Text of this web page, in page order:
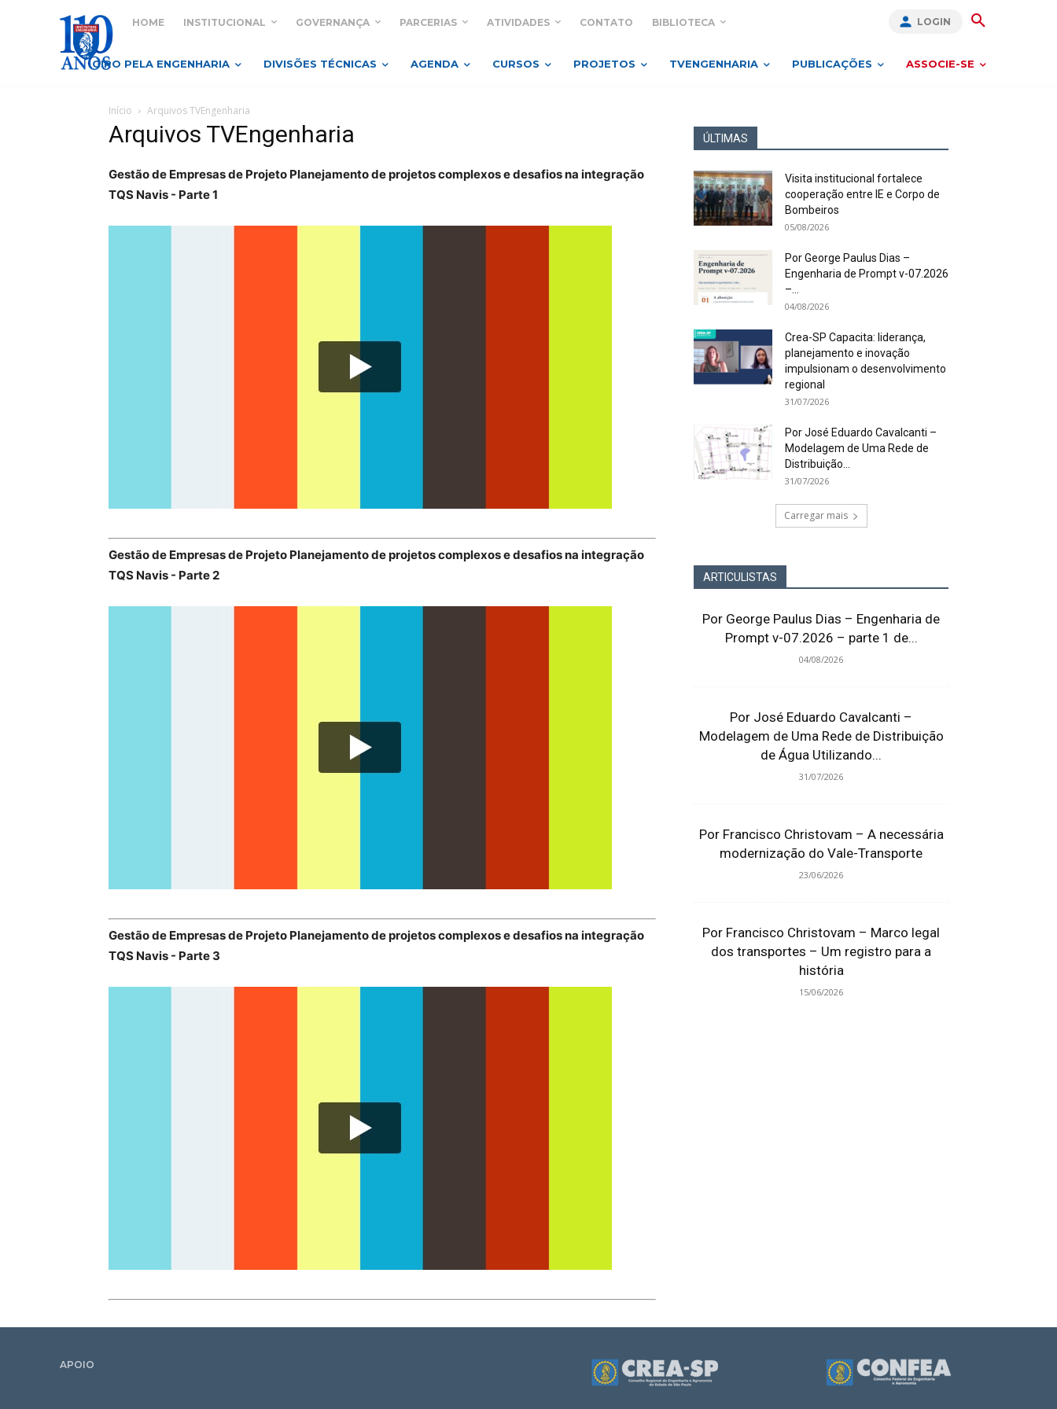
HOME INSTITUCIONAL GOVERNANÇA PARCERIAS ATIVIDADES CONTATO BIBLIOTECA LOGIN
GIRO PELA ENGENHARIA DIVISÕES TÉCNICAS AGENDA CURSOS PROJETOS TVENGENHARIA PUBLICAÇÕES ASSOCIE-SE
Início Arquivos TVEngenharia
Arquivos TVEngenharia
Gestão de Empresas de Projeto Planejamento de projetos complexos e desafios na integração
TQS Navis - Parte 1
Gestão de Empresas de Projeto Planejamento de projetos complexos e desafios na integração
TQS Navis - Parte 2
Gestão de Empresas de Projeto Planejamento de projetos complexos e desafios na integração
TQS Navis - Parte 3
ÚLTIMAS
Visita institucional fortalece
cooperação entre IE e Corpo de
Bombeiros
05/08/2026
Por George Paulus Dias –
Engenharia de Prompt v-07.2026
–...
04/08/2026
Crea-SP Capacita: liderança,
planejamento e inovação
impulsionam o desenvolvimento
regional
31/07/2026
Por José Eduardo Cavalcanti –
Modelagem de Uma Rede de
Distribuição...
31/07/2026
Carregar mais
ARTICULISTAS
Por George Paulus Dias – Engenharia de
Prompt v-07.2026 – parte 1 de...
04/08/2026
Por José Eduardo Cavalcanti –
Modelagem de Uma Rede de Distribuição
de Água Utilizando...
31/07/2026
Por Francisco Christovam – A necessária
modernização do Vale-Transporte
23/06/2026
Por Francisco Christovam – Marco legal
dos transportes – Um registro para a
história
15/06/2026
APOIO